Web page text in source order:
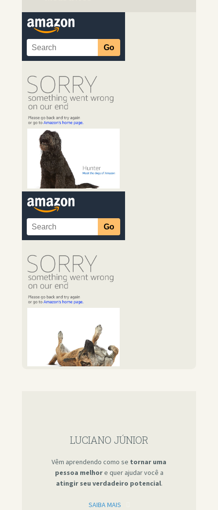
LUCIANO JÚNIOR
Vêm aprendendo como se tornar uma
pessoa melhore quer ajudar você a
atingir seu verdadeiro potencial.
SAIBA MAIS